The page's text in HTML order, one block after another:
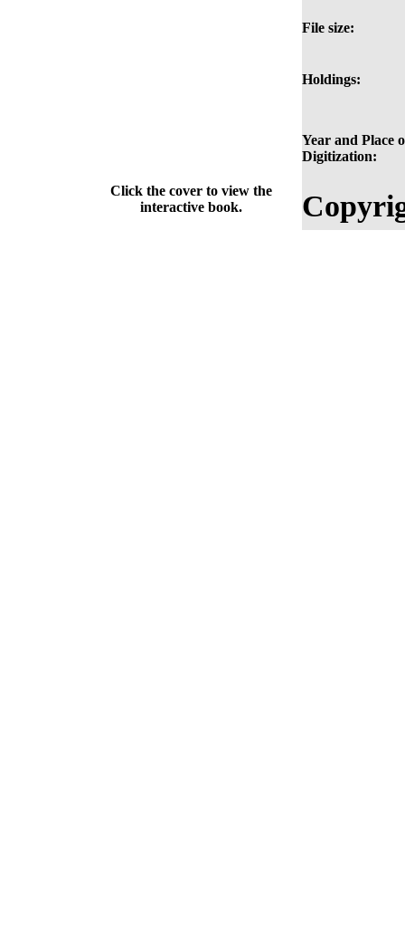
File size:
Holdings:
Year and Place
Digitization:
Click the cover to view the
interactive book.